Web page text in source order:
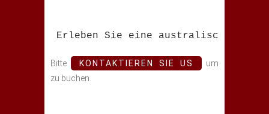
Erleben Sie eine australische
Bitte KONTAKTIEREN SIE US
um
zu buchen.